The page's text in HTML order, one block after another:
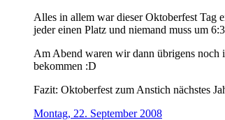
Alles in allem war dieser Oktoberfest Tag
jeder einen Platz und niemand muss um
Am Abend waren wir dann übrigens noch
bekommen :D
Fazit: Oktoberfest zum Anstich nächstes
Montag, 22. September 2008